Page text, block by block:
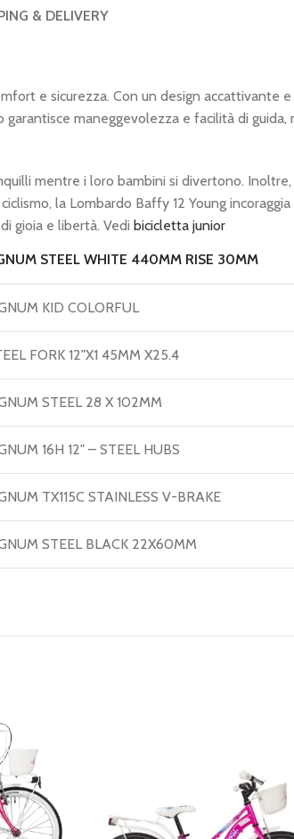
& DELIVERY
e sicurezza. Con un design accattivante e
maneggevolezza e facilità di guida,
mentre i loro bambini si divertono.
la Lombardo Baffy 12 Young incoraggia
gioia e libertà. Vedi bicicletta junior
STEEL WHITE 440MM RISE 30MM
KID COLORFUL
FORK 12"X1 45MM X25.4
STEEL 28 X 102MM
16H 12" – STEEL HUBS
TX115C STAINLESS V-BRAKE
STEEL BLACK 22X60MM